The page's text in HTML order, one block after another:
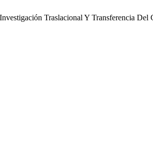
Traslacional Y Transferencia Del